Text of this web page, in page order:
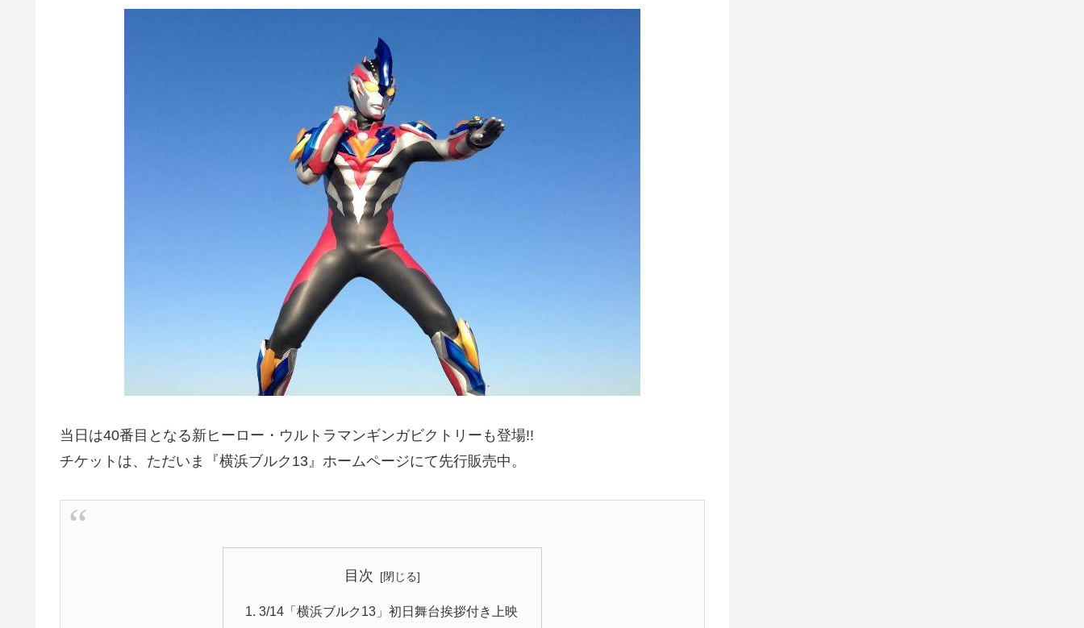
当日は40番目となる新ヒーロー・ウルトラマンギンガビクトリーも登場!!
チケットは、ただいま『横浜ブルク13』ホームページにて先行販売中。
目次
3/14「横浜ブルク13」初日舞台挨拶付き上映